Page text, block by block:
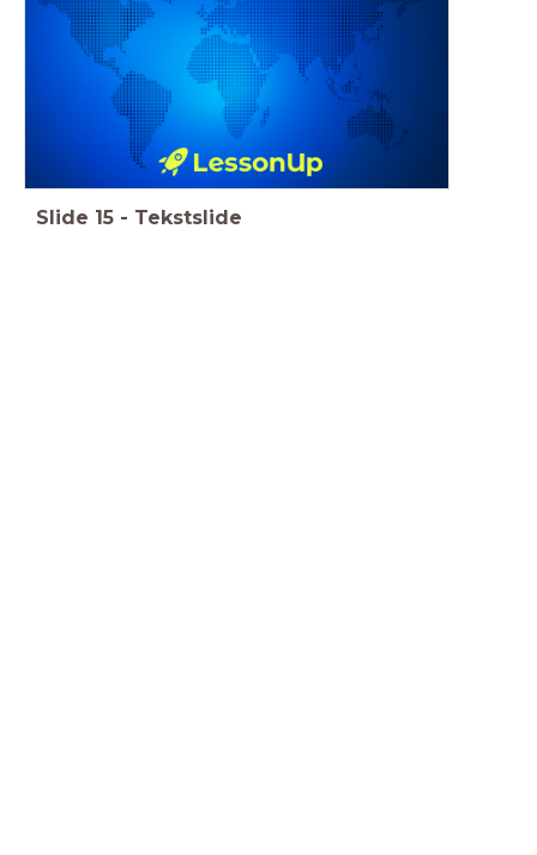
Slide 15 - Tekstslide